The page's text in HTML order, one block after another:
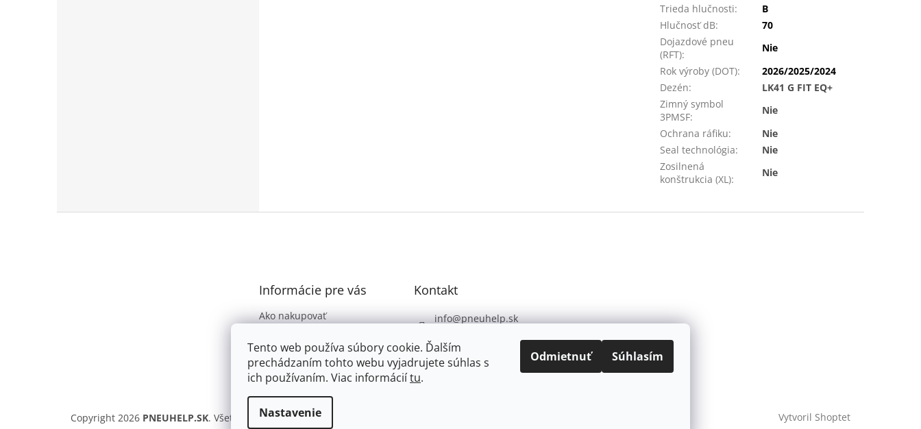
Tento web používa súbory cookie. Ďalším
prechádzaním tohto webu vyjadrujete súhlas s
ich používaním. Viac informáciítu.
Nastavenie
Odmietnuť Súhlasím
Trieda hlučnosti:
B
Hlučnosť dB:
70
Dojazdové pneu
(RFT):
Nie
Rok výroby (DOT):
2026/2025/2024
Dezén:
LK41 G FIT EQ+
Zimný symbol
3PMSF:
Nie
Ochrana ráfiku:
Nie
Seal technológia:
Nie
Zosilnená
konštrukcia (XL):
Nie
Informácie pre vás
Ako nakupovať
Podmienky ochrany
osobných údajov
Kontakt
info@pneuhelp.sk
Vytvoril Shoptet
Copyright 2026 PNEUHELP.SK. Všetky práva vyhradené.